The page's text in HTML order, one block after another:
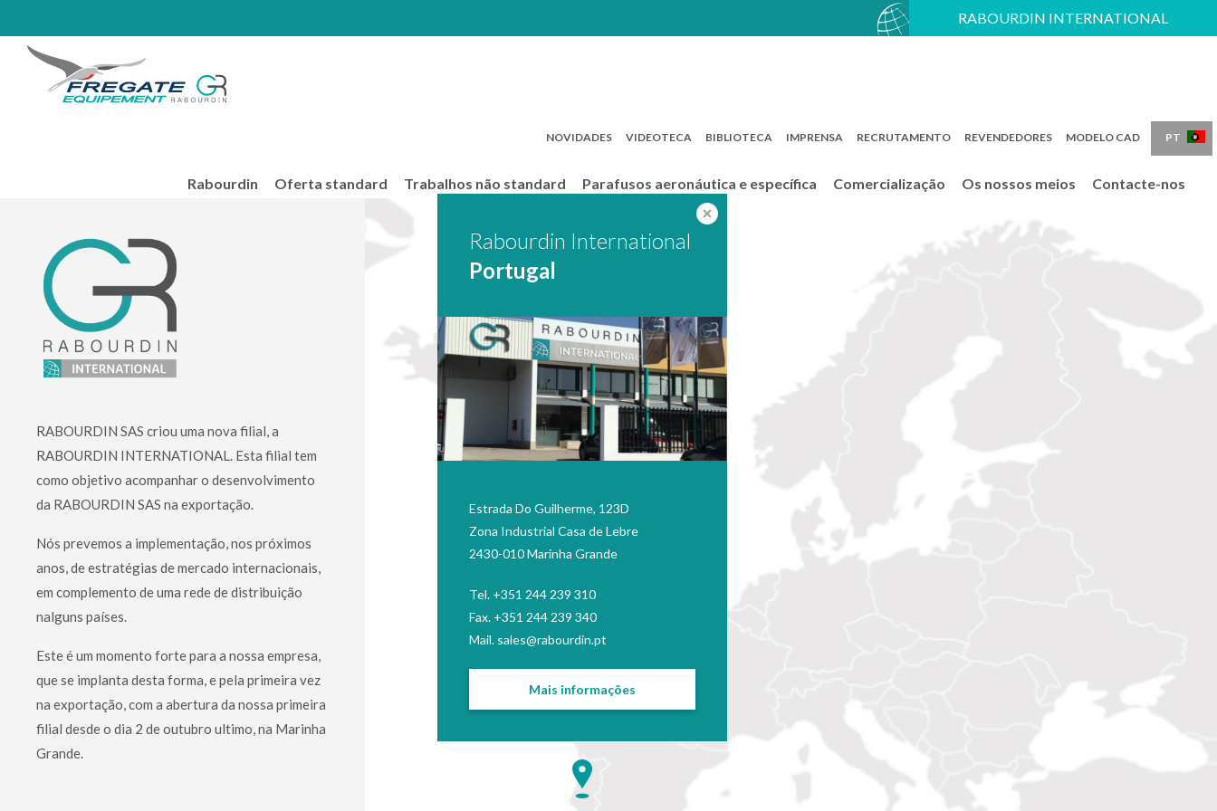
RABOURDIN INTERNATIONAL
NOVIDADES VIDEOTECA BIBLIOTECA IMPRENSA RECRUTAMENTO REVENDEDORES MODELO CAD PT
Rabourdin Oferta standard Trabalhos não standard Parafusos aeronáutica e específica Comercialização Os nossos meios Contacte-nos
RABOURDIN SAS criou uma nova filial, a
RABOURDIN INTERNATIONAL. Esta filial tem
como objetivo acompanhar o desenvolvimento
da RABOURDIN SAS na exportação.
Nós prevemos a implementação, nos próximos
anos, de estratégias de mercado internacionais,
em complemento de uma rede de distribuição
nalguns países.
Este é um momento forte para a nossa empresa,
que se implanta desta forma, e pela primeira vez
na exportação, com a abertura da nossa primeira
filial desde o dia 2 de outubro ultimo, na Marinha
Grande.
Rabourdin International
Portugal
Estrada Do Guilherme, 123D
Zona Industrial Casa de Lebre
2430-010 Marinha Grande
Tel. +351 244 239 310
Fax. +351 244 239 340
Mail. sales@rabourdin.pt
Mais informações